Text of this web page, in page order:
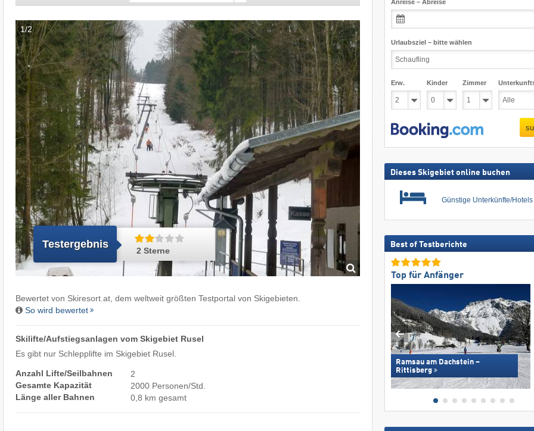
1/2
Testergebnis
2 Sterne
Bewertet von Skiresort.at, dem weltweit größten Testportal von Skigebieten.
So wird bewertet
Skilifte/Aufstiegsanlagen vom Skigebiet Rusel
Es gibt nur Schlepplifte im Skigebiet Rusel.
Anzahl Lifte/Seilbahnen
2
Gesamte Kapazität
2000 Personen/Std.
Länge aller Bahnen
0,8 km gesamt
Anreise – Abreise
Urlaubsziel – bitte wählen
Erw. Kinder Zimmer
Dieses Skigebiet online buchen
Günstige Unterkünfte/Hotels
Best of Testberichte
Top für Anfänger
Ramsau am Dachstein –
Rittisberg